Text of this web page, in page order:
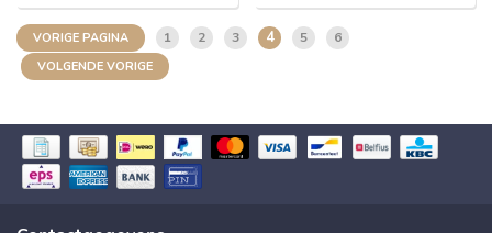
VORIGE PAGINA 1 2 3 4 5 6
VOLGENDE VORIGE